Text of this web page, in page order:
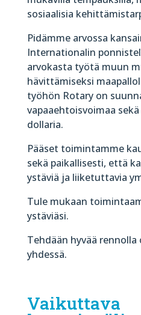
sosiaalisia
Pidämme arvossa
Internationalin
arvokasta työtä muun
hävittämiseksi
työhön Rotary on
vapaaehtoisvoimaa
dollaria.
Pääset toimintamme
sekä paikallisesti, että
ystäviä ja liiketuttavia
Tule mukaan
ystäviäsi.
Tehdään hyvää
yhdessä.
Vaikuttava